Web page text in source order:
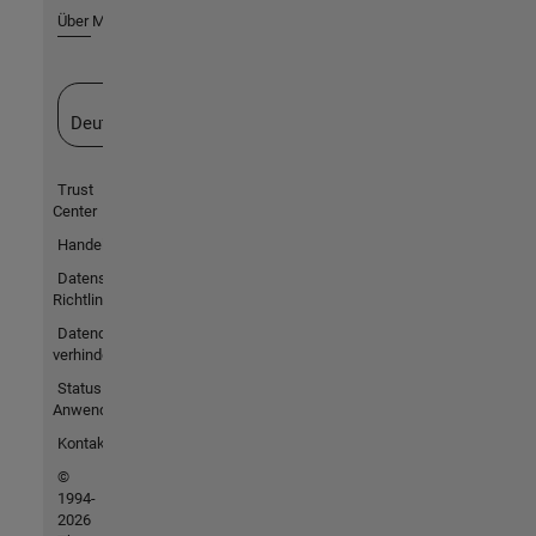
Über MathWorks
Deutschland
Trust
Center
Handelsmarken
Datenschutz-
Richtlinien
Datendiebstahl
verhindern
Status von
Anwendungen
Kontakt
©
1994-
2026